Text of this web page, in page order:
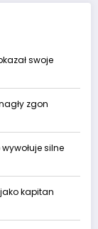
swoje
zgon
silne
kapitan